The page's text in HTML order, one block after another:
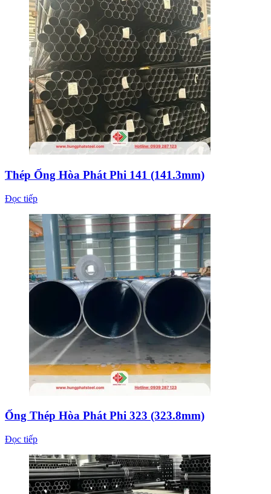
Thép Ống Hòa Phát Phi 141 (141.3mm)
Đọc tiếp
Ống Thép Hòa Phát Phi 323 (323.8mm)
Đọc tiếp